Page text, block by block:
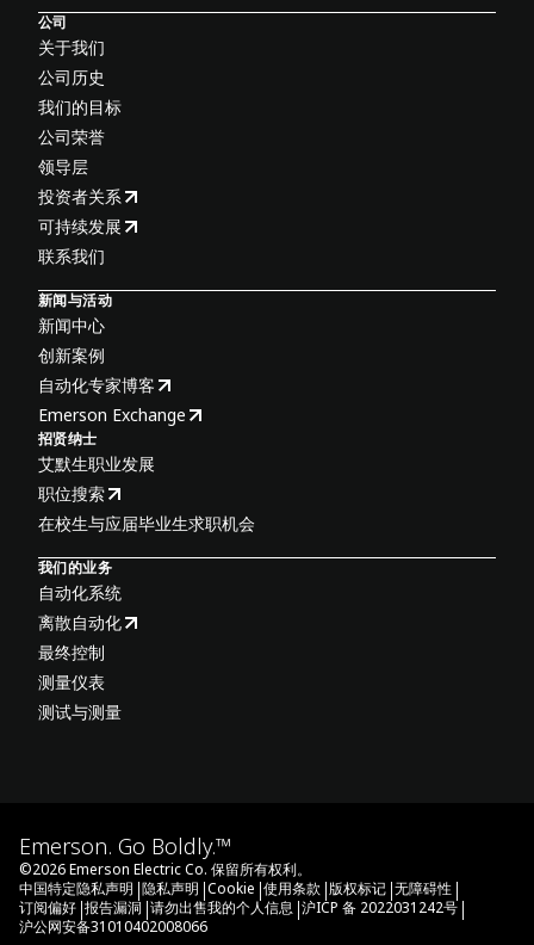
公司
关于我们
公司历史
我们的目标
公司荣誉
领导层
投资者关系
可持续发展
联系我们
新闻与活动
新闻中心
创新案例
自动化专家博客
Emerson Exchange
招贤纳士
艾默生职业发展
职位搜索
在校生与应届毕业生求职机会
我们的业务
自动化系统
离散自动化
最终控制
测量仪表
测试与测量
Emerson. Go Boldly.™
©2026Emerson Electric Co. 保留所有权利。
中国特定隐私声明 |隐私声明 |Cookie |使用条款 |版权标记 |无障碍性 |
订阅偏好 |报告漏洞 |请勿出售我的个人信息 |沪ICP 备 2022031242号 |
沪公网安备31010402008066